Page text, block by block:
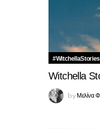
#WitchellaStories
Witchella
by Μελίνα